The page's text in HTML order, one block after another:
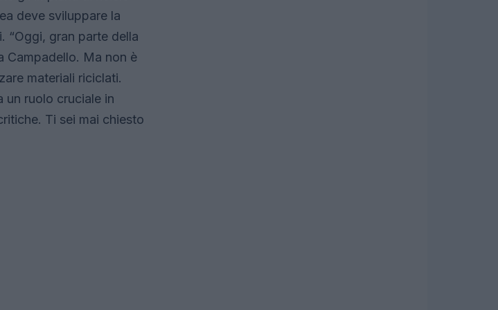
deve sviluppare la
“Oggi, gran parte della
Campadello. Ma non è
materiali riciclati.
ruolo cruciale in
Ti sei mai chiesto